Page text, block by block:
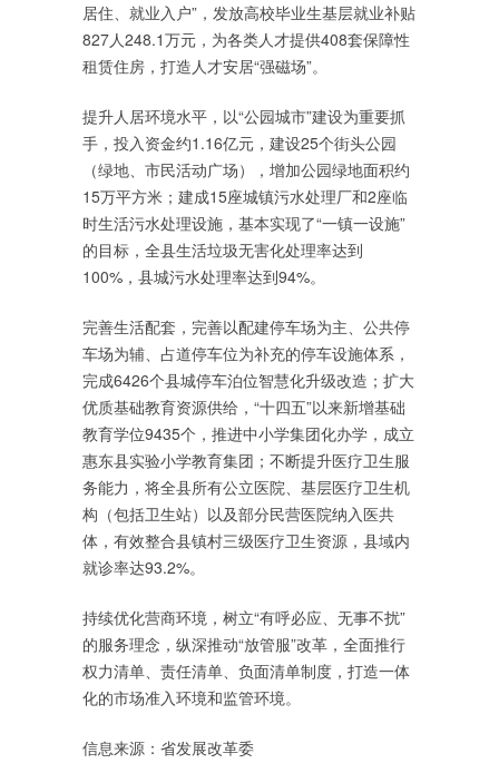
居住、就业入户”，发放高校毕业生基层就业补贴
827人248.1万元，为各类人才提供408套保障性
租赁住房，打造人才安居“强磁场”。
提升人居环境水平，以“公园城市”建设为重要抓
手，投入资金约1.16亿元，建设25个街头公园
（绿地、市民活动广场），增加公园绿地面积约
15万平方米；建成15座城镇污水处理厂和2座临
时生活污水处理设施，基本实现了“一镇一设施”
的目标，全县生活垃圾无害化处理率达到
100%，县城污水处理率达到94%。
完善生活配套，完善以配建停车场为主、公共停
车场为辅、占道停车位为补充的停车设施体系，
完成6426个县城停车泊位智慧化升级改造；扩大
优质基础教育资源供给，“十四五”以来新增基础
教育学位9435个，推进中小学集团化办学，成立
惠东县实验小学教育集团；不断提升医疗卫生服
务能力，将全县所有公立医院、基层医疗卫生机
构（包括卫生站）以及部分民营医院纳入医共
体，有效整合县镇村三级医疗卫生资源，县域内
就诊率达93.2%。
持续优化营商环境，树立“有呼必应、无事不扰”
的服务理念，纵深推动“放管服”改革，全面推行
权力清单、责任清单、负面清单制度，打造一体
化的市场准入环境和监管环境。
信息来源：省发展改革委